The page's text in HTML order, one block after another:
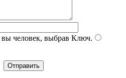
человек, выбрав Ключ.